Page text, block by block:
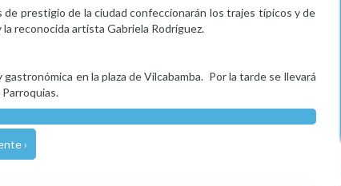
prestigio de la ciudad confeccionarán los trajes típicos y de
reconocida artista Gabriela Rodríguez.
en la plaza de Vilcabamba. Por la tarde se llevará
›